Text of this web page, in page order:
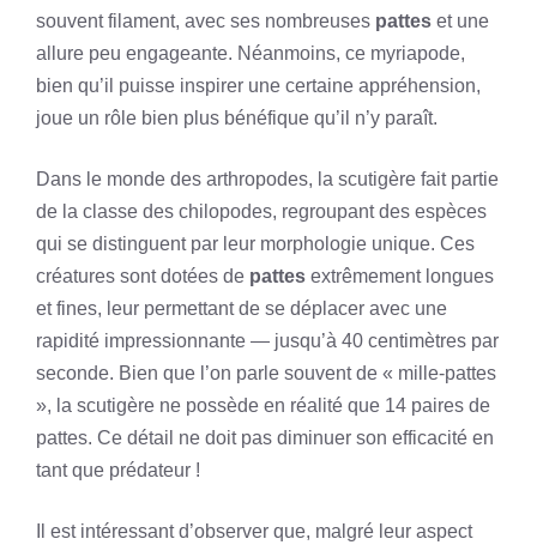
souvent filament, avec ses nombreuses pattes et une
allure peu engageante. Néanmoins, ce myriapode,
bien qu’il puisse inspirer une certaine appréhension,
joue un rôle bien plus bénéfique qu’il n’y paraît.
Dans le monde des arthropodes, la scutigère fait partie
de la classe des chilopodes, regroupant des espèces
qui se distinguent par leur morphologie unique. Ces
créatures sont dotées de pattes extrêmement longues
et fines, leur permettant de se déplacer avec une
rapidité impressionnante — jusqu’à 40 centimètres par
seconde. Bien que l’on parle souvent de « mille-pattes
», la scutigère ne possède en réalité que 14 paires de
pattes. Ce détail ne doit pas diminuer son efficacité en
tant que prédateur !
Il est intéressant d’observer que, malgré leur aspect